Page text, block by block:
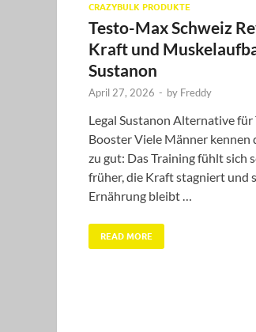
CRAZYBULK PRODUKTE
Testo-Max Schweiz
Kraft und
Sustanon
April 27, 2026 - by Freddy
Legal Sustanon Alternative
Booster Viele Männer kennen
zu gut: Das Training fühlt sich
früher, die Kraft stagniert und
Ernährung bleibt …
READ MORE